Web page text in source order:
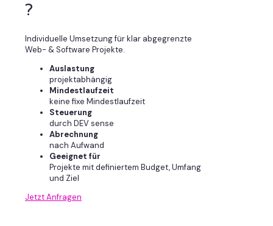
?
Individuelle Umsetzung für klar abgegrenzte
Web- & Software Projekte.
Auslastung
projektabhängig
Mindestlaufzeit
keine fixe Mindestlaufzeit
Steuerung
durch DEV sense
Abrechnung
nach Aufwand
Geeignet für
Projekte mit definiertem Budget, Umfang
und Ziel
Jetzt Anfragen